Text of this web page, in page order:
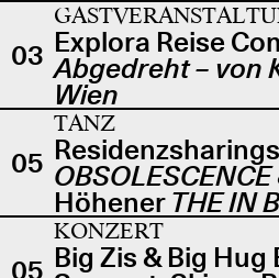
03 Explora Reise
Abgedreht – von
Wien
05
TANZ
OBSOLESCENCE
Höhener THE IN
05
KONZERT
Big Zis & Big Hug